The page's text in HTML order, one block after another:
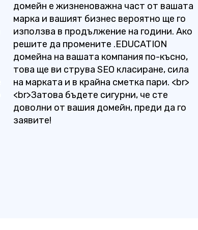
домейн е жизненоважна част от вашата
марка и вашият бизнес вероятно ще го
използва в продължение на години. Ако
решите да промените .EDUCATION
домейна на вашата компания по-късно,
това ще ви струва SEO класиране, сила
на марката и в крайна сметка пари. <br>
<br>Затова бъдете сигурни, че сте
доволни от вашия домейн, преди да го
заявите!